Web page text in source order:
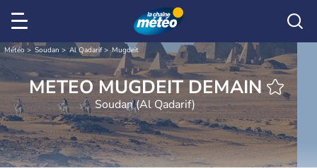
Météo Soudan Al Qadarif Mugdeit
METEO MUGDEIT DEMAIN
Soudan (Al Qadarif)